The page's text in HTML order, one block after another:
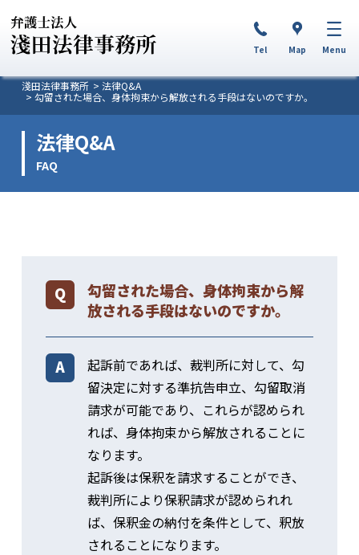
Tel Map Menu
淺田法律事務所
法律Q&A
勾留された場合、身体拘束から解放される手段はないのですか。
法律Q&A
FAQ
勾留された場合、身体拘束から解
放される手段はないのですか。
起訴前であれば、裁判所に対して、勾
留決定に対する準抗告申立、勾留取消
請求が可能であり、これらが認められ
れば、身体拘束から解放されることに
なります。
起訴後は保釈を請求することができ、
裁判所により保釈請求が認められれ
ば、保釈金の納付を条件として、釈放
されることになります。